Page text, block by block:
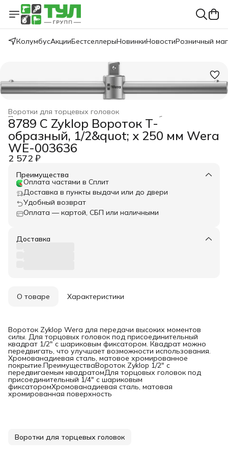
КолумбусАкцииБестселлерыНовинкиНовостиРозничный
Воротки для торцевых головок
Принадлежности для торцевых головок и бит
Трещотки, принадлежности для торцевых головок и бит
Головки торцевые, трещотки и аксессуары ›
WERA ›
Главная ›
8789 C Zyklop Вороток T-
образный, 1/2&quot; x 250 мм Wera
WE-003636
2 572 ₽
Преимущества
Оплата частями в Сплит
Доставка в пункты выдачи или до двери
Удобный возврат
Оплата — картой, СБП или наличными
Доставка
О товаре Характеристики
Вороток Zyklop Wera для передачи высоких моментов
силы. Для торцовых головок под присоединительный
квадрат 1/2" с шариковым фиксатором. Квадрат можно
передвигать, что улучшает возможности использования.
Хромованадиевая сталь, матовое хромированное
покрытие.ПреимуществаВороток Zyklop 1/2" с
передвигаемым квадратомДля торцовых головок под
присоединительный 1/4" с шариковым
фиксаторомХромованадиевая сталь, матовая
хромированная поверхность
Воротки для торцевых головок